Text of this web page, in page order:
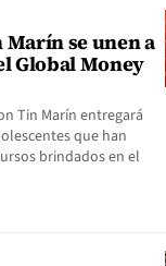
se unen a
Global Money
Tin Marín entregará
que han
brindados en el